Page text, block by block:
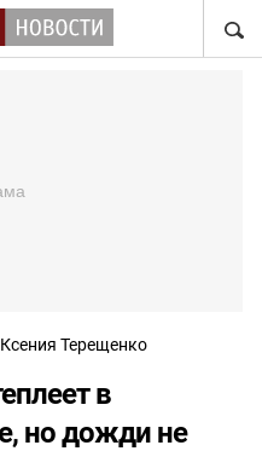
Ксения Терещенко
в
но дожди не